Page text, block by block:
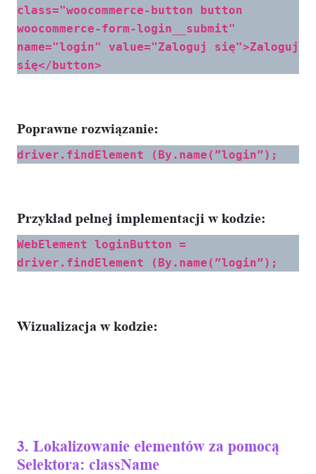
class="woocommerce-button button
woocommerce-form-login__submit"
name="login" value="Zaloguj się">Zaloguj
się</button>
Poprawne rozwiązanie:
driver.findElement (By.name(”login”);
Przykład pełnej implementacji w kodzie:
WebElement loginButton =
driver.findElement (By.name(”login”);
Wizualizacja w kodzie:
3. Lokalizowanie elementów za pomocą
Selektora: className